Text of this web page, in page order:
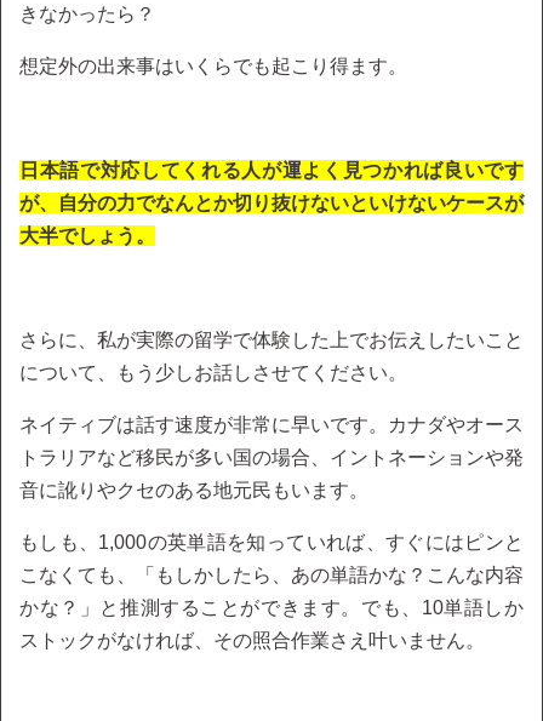
きなかったら？
想定外の出来事はいくらでも起こり得ます。
日本語で対応してくれる人が運よく見つかれば良いです
が、自分の力でなんとか切り抜けないといけないケースが
大半でしょう。
さらに、私が実際の留学で体験した上でお伝えしたいこと
について、もう少しお話しさせてください。
ネイティブは話す速度が非常に早いです。カナダやオース
トラリアなど移民が多い国の場合、イントネーションや発
音に訛りやクセのある地元民もいます。
もしも、1,000の英単語を知っていれば、すぐにはピンと
こなくても、「もしかしたら、あの単語かな？こんな内容
かな？」と推測することができます。でも、10単語しか
ストックがなければ、その照合作業さえ叶いません。